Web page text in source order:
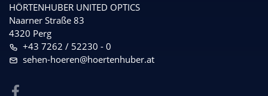
HÖRTENHUBER UNITED OPTICS
Naarner Straße 83
4320 Perg
+43 7262 / 52230 - 0
sehen-hoeren@hoertenhuber.at